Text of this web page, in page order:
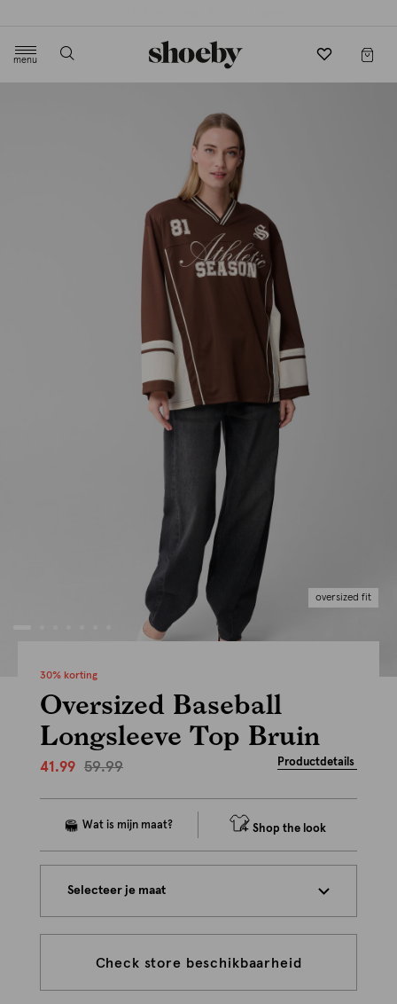
menu
oversized fit
30% korting
Oversized Baseball
Longsleeve Top Bruin
41.99 59.99 Productdetails
Shop the look
Selecteer je maat
Check store beschikbaarheid